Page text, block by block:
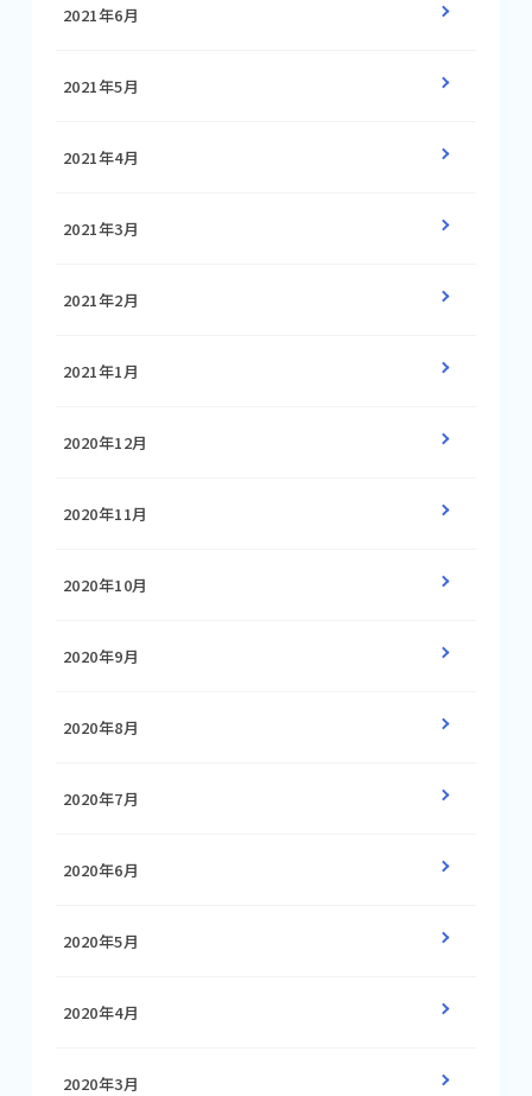
2021年6月
2021年5月
2021年4月
2021年3月
2021年2月
2021年1月
2020年12月
2020年11月
2020年10月
2020年9月
2020年8月
2020年7月
2020年6月
2020年5月
2020年4月
2020年3月